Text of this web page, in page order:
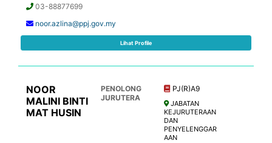
03-88877699
noor.azlina@ppj.gov.my
Lihat Profile
NOOR
MALINI BINTI
MAT HUSIN
PENOLONG
JURUTERA
PJ(R)A9
JABATAN
KEJURUTERAAN
DAN
PENYELENGGAR
AAN